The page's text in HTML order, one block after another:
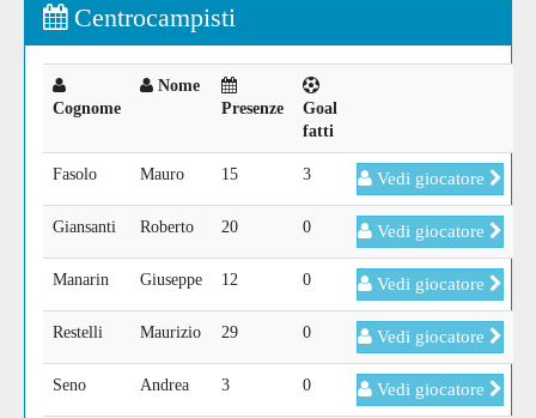
Centrocampisti
Cognome
Nome
Presenze
Goal
fatti
Fasolo Mauro 15 3 Vedi giocatore
Giansanti Roberto 20 0 Vedi giocatore
Manarin Giuseppe 12 0 Vedi giocatore
Restelli Maurizio 29 0 Vedi giocatore
Seno Andrea 3 0 Vedi giocatore